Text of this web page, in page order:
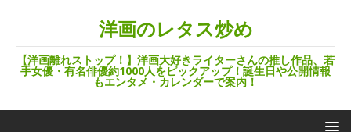
洋画のレタス炒め
【洋画離れストップ！】洋画大好きライターさんの推し作品、若
手女優・有名俳優約1000人をピックアップ！誕生日や公開情報
もエンタメ・カレンダーで案内！